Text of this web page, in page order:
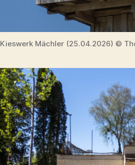
Kieswerk Mächler (25.04.2026) ©